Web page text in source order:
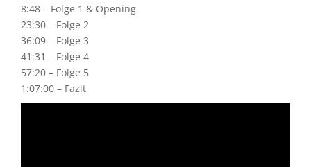
8:48 – Folge 1 & Opening
23:30 – Folge 2
36:09 – Folge 3
41:31 – Folge 4
57:20 – Folge 5
1:07:00 – Fazit